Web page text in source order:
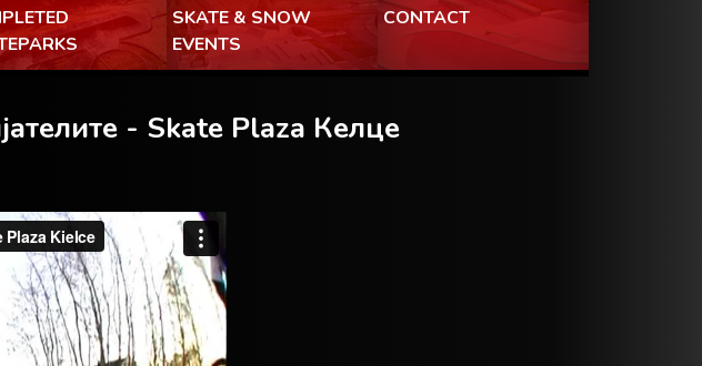
SKATE & SNOW
EVENTS
CONTACT
- Skate Plaza Келце